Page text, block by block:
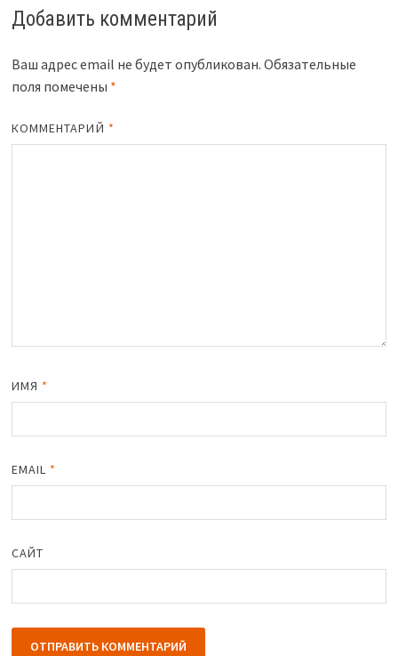
Добавить комментарий
Ваш адрес email не будет опубликован. Обязательные
поля помечены *
КОММЕНТАРИЙ *
ИМЯ *
EMAIL *
САЙТ